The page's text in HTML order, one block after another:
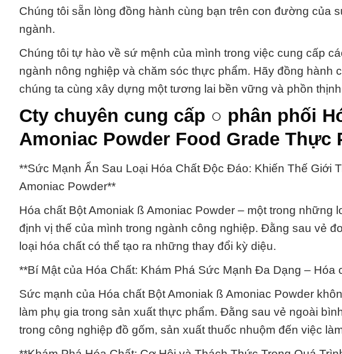
Chúng tôi sẵn lòng đồng hành cùng bạn trên con đường của
ngành.
Chúng tôi tự hào về sứ mệnh của mình trong việc cung cấp
ngành nông nghiệp và chăm sóc thực phẩm. Hãy đồng hành
chúng ta cùng xây dựng một tương lai bền vững và phồn
Cty chuyên cung cấp ○ phân phối
Amoniac Powder Food Grade Thực
**Sức Mạnh Ẩn Sau Loại Hóa Chất Độc Đáo: Khiến Thế Giới
Amoniac Powder**
Hóa chất Bột Amoniak ß Amoniac Powder – một trong
định vị thế của mình trong ngành công nghiệp. Đằng sau vẻ
loại hóa chất có thể tạo ra những thay đổi kỳ diệu.
**Bí Mật của Hóa Chất: Khám Phá Sức Mạnh Đa Dạng – Hóa
Sức mạnh của Hóa chất Bột Amoniak ß Amoniac Powder
làm phụ gia trong sản xuất thực phẩm. Đằng sau vẻ ngoài
trong công nghiệp đồ gốm, sản xuất thuốc nhuộm đến việc